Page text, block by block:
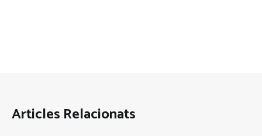
Articles Relacionats